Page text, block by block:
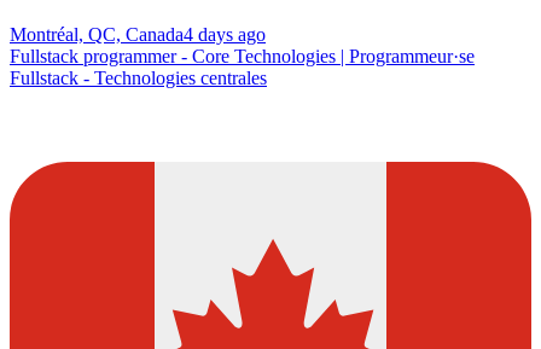
Montréal, QC, Canada4 days ago
Fullstack programmer - Core Technologies | Programmeur·se
Fullstack - Technologies centrales